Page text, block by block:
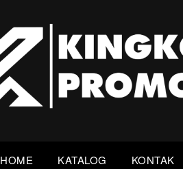
HOME KATALOG KONTAK